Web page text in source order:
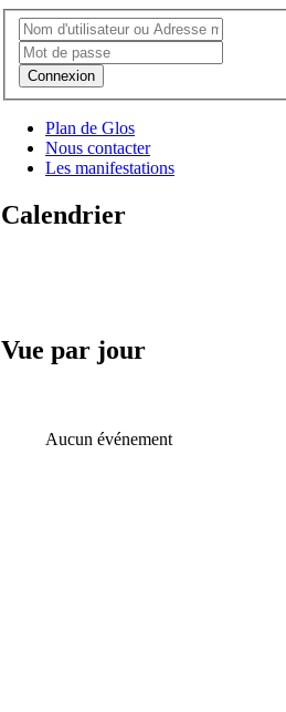
Connexion
Plan de Glos
Nous contacter
Les manifestations
Calendrier
Vue par jour
Aucun événement